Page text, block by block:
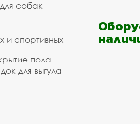
собак
и спортивных
пола
для выгула